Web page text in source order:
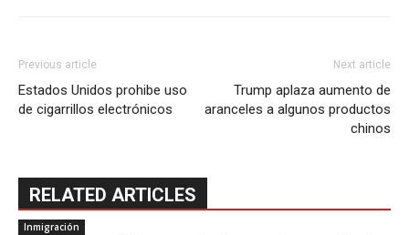
Previous article
Estados Unidos prohibe uso
de cigarrillos electrónicos
Next article
Trump aplaza aumento de
aranceles a algunos productos
chinos
RELATED ARTICLES
Inmigración